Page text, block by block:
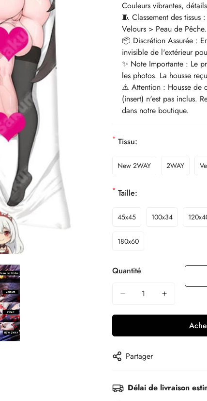
Couleurs vibrantes,
🧵 Classement des
Velours > Peau de Pêche.
📦 Discrétion Assurée :
invisible de l'extérieur
✨ Note Importante : Le
les photos. La housse
⚠️ Attention : Housse de
(insert) n'est pas inclus.
dans notre boutique.
* Tissu:
New 2WAY 2WAY
* Taille:
45x45 100x34
180x60
Quantité
Partager
Délai de livraison